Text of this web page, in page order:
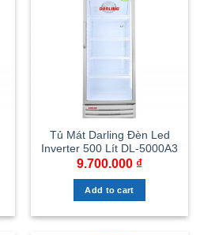
Tủ Mát Darling Đèn Led
Inverter 500 Lít DL-5000A3
9.700.000 ₫
Add to cart